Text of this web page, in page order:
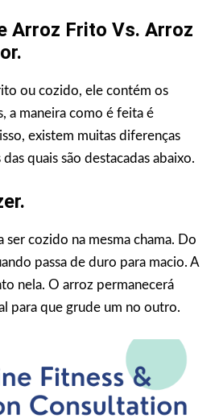
Arroz Frito Vs. Arroz
ou cozido, ele contém os
a maneira como é feita é
existem muitas diferenças
quais são destacadas abaixo.
cozido na mesma chama. Do
passa de duro para macio. A
nela. O arroz permanecerá
para que grude um no outro.